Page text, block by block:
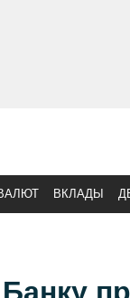
ВКЛАДЫ